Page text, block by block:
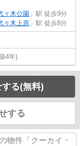
々木公園 」駅 徒歩9分
々木上原 」駅 徒歩8分
4年)
る(無料)
する
物件「クーカイ・